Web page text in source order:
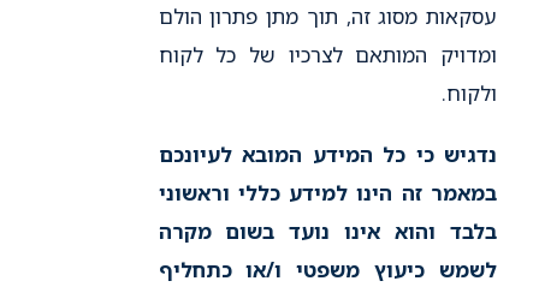
עסקאות מסוג זה, תוך מתן פתרון הולם
ומדויק המותאם לצרכיו של כל לקוח
ולקוח.
נדגיש כי כל המידע המובא לעיונכם
במאמר זה הינו למידע כללי וראשוני
בלבד והוא אינו נועד בשום מקרה
לשמש כיעוץ משפטי ו/או כתחליף